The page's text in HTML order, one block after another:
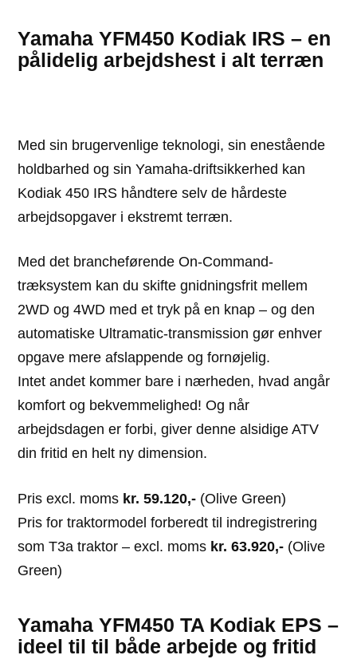
Yamaha YFM450 Kodiak IRS – en
pålidelig arbejdshest i alt terræn
Med sin brugervenlige teknologi, sin enestående
holdbarhed og sin Yamaha-driftsikkerhed kan
Kodiak 450 IRS håndtere selv de hårdeste
arbejdsopgaver i ekstremt terræn.
Med det brancheførende On-Command-
træksystem kan du skifte gnidningsfrit mellem
2WD og 4WD med et tryk på en knap – og den
automatiske Ultramatic-transmission gør enhver
opgave mere afslappende og fornøjelig.
Intet andet kommer bare i nærheden, hvad angår
komfort og bekvemmelighed! Og når
arbejdsdagen er forbi, giver denne alsidige ATV
din fritid en helt ny dimension.
Pris excl. moms kr. 59.120,- (Olive Green)
Pris for traktormodel forberedt til indregistrering
som T3a traktor – excl. moms kr. 63.920,- (Olive
Green)
Yamaha YFM450 TA Kodiak EPS –
ideel til til både arbejde og fritid